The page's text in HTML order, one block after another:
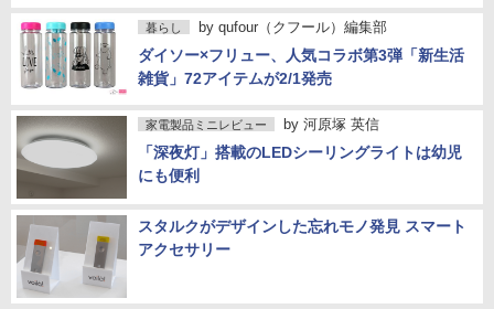
暮らし by qufour（クフール）編集部
ダイソー×フリュー、人気コラボ第3弾「新生活
雑貨」72アイテムが2/1発売
家電製品ミニレビュー by 河原塚 英信
「深夜灯」搭載のLEDシーリングライトは幼児
にも便利
スタルクがデザインした忘れモノ発見 スマート
アクセサリー